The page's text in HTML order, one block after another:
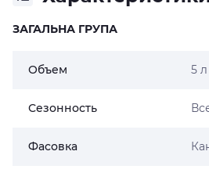
ЗАГАЛЬНА ГРУПА
Объем 5 л
Сезонность
Фасовка